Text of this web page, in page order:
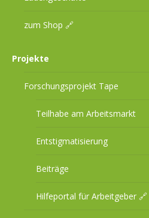
zum Shop 🔗
Projekte
Forschungsprojekt Tape
Teilhabe am Arbeitsmarkt
Entstigmatisierung
Beiträge
Hilfeportal für Arbeitgeber 🔗